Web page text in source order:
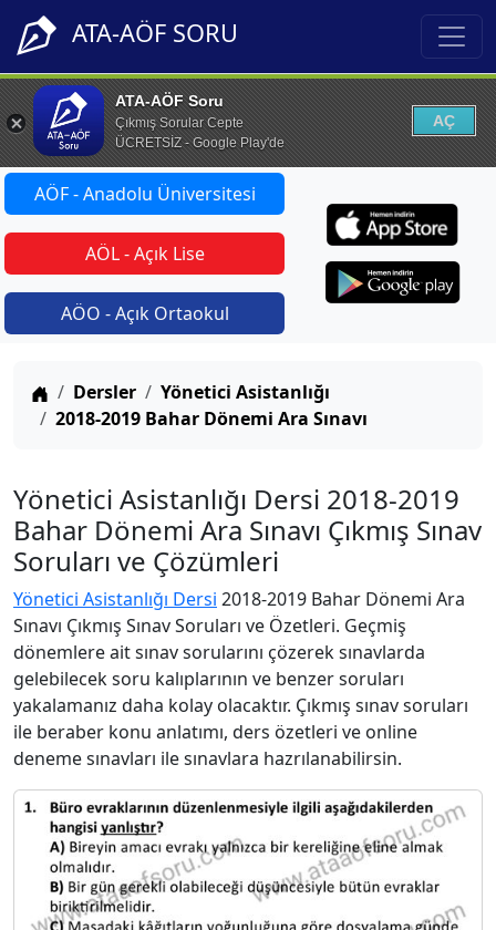
ATA-AÖF SORU
ATA-AÖF Soru
Çıkmış Sorular Cepte
ÜCRETSİZ - Google Play'de
AÇ
AÖF - Anadolu Üniversitesi
AÖL - Açık Lise
AÖO - Açık Ortaokul
Anasayfa
Dersler
Yönetici Asistanlığı
2018-2019 Bahar Dönemi Ara Sınavı
Yönetici Asistanlığı Dersi 2018-2019
Bahar Dönemi Ara Sınavı Çıkmış Sınav
Soruları ve Çözümleri
Yönetici Asistanlığı Dersi 2018-2019 Bahar Dönemi Ara
Sınavı Çıkmış Sınav Soruları ve Özetleri. Geçmiş
dönemlere ait sınav sorularını çözerek sınavlarda
gelebilecek soru kalıplarının ve benzer soruları
yakalamanız daha kolay olacaktır. Çıkmış sınav soruları
ile beraber konu anlatımı, ders özetleri ve online
deneme sınavları ile sınavlara hazrılanabilirsin.